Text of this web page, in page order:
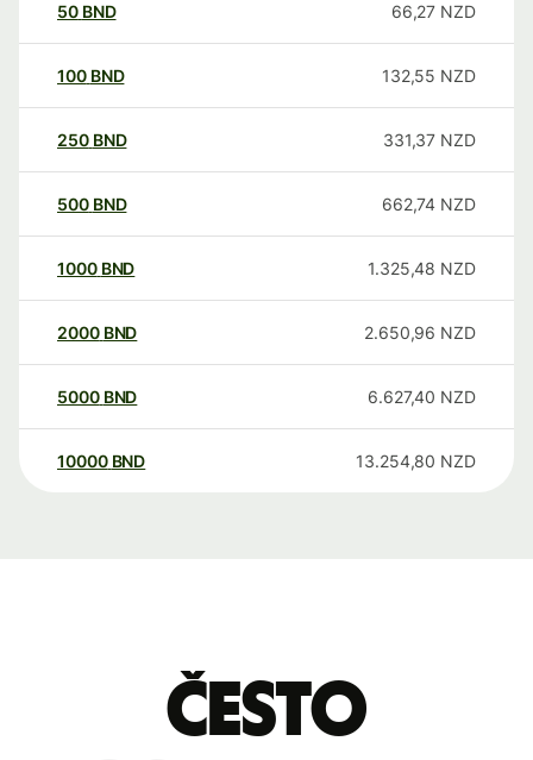
50 BND 66,27 NZD
100 BND 132,55 NZD
250 BND 331,37 NZD
500 BND 662,74 NZD
1000 BND 1.325,48 NZD
2000 BND 2.650,96 NZD
5000 BND 6.627,40 NZD
10000 BND 13.254,80 NZD
Često